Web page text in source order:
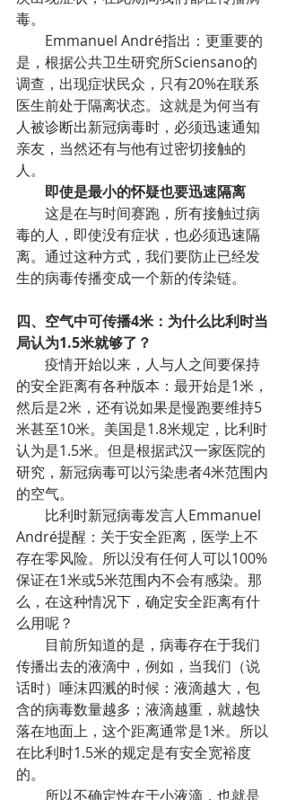
毒。
Emmanuel André指出：更重要的
是，根据公共卫生研究所Sciensano的
调查，出现症状民众，只有20%在联系
医生前处于隔离状态。这就是为何当有
人被诊断出新冠病毒时，必须迅速通知
亲友，当然还有与他有过密切接触的
人。
即使是最小的怀疑也要迅速隔离
这是在与时间赛跑，所有接触过病
毒的人，即使没有症状，也必须迅速隔
离。通过这种方式，我们要防止已经发
生的病毒传播变成一个新的传染链。
四、空气中可传播4米：为什么比利时当
局认为1.5米就够了？
疫情开始以来，人与人之间要保持
的安全距离有各种版本：最开始是1米，
然后是2米，还有说如果是慢跑要维持5
米甚至10米。美国是1.8米规定，比利时
认为是1.5米。但是根据武汉一家医院的
研究，新冠病毒可以污染患者4米范围内
的空气。
比利时新冠病毒发言人Emmanuel
André提醒：关于安全距离，医学上不
存在零风险。所以没有任何人可以100%
保证在1米或5米范围内不会有感染。那
么，在这种情况下，确定安全距离有什
么用呢？
目前所知道的是，病毒存在于我们
传播出去的液滴中，例如，当我们（说
话时）唾沫四溅的时候：液滴越大，包
含的病毒数量越多；液滴越重，就越快
落在地面上，这个距离通常是1米。所以
在比利时1.5米的规定是有安全宽裕度
的。
所以不确定性在于小液滴，也就是